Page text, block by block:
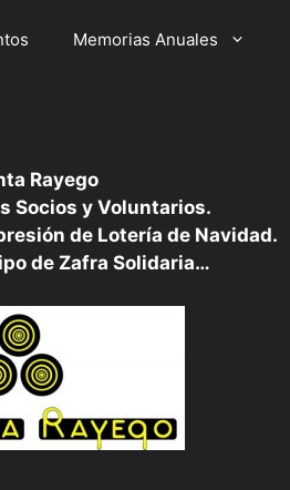
Memorias Anuales
Rayego
Socios y Voluntarios.
de Lotería de Navidad.
de Zafra Solidaria…